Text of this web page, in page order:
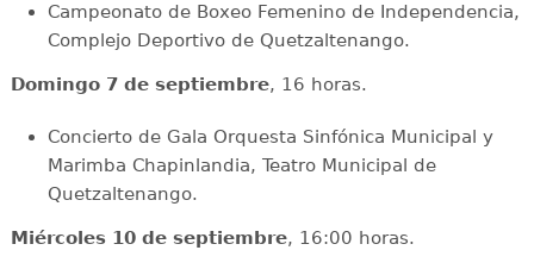
Campeonato de Boxeo Femenino de Independencia,
Complejo Deportivo de Quetzaltenango.
Domingo 7 de septiembre, 16 horas.
Concierto de Gala Orquesta Sinfónica Municipal y
Marimba Chapinlandia, Teatro Municipal de
Quetzaltenango.
Miércoles 10 de septiembre, 16:00 horas.